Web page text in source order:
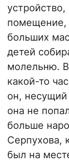
помещение,
больших
детей
молельню.
какой-то
он, несущий
она не
больше
Серпухова,
был на